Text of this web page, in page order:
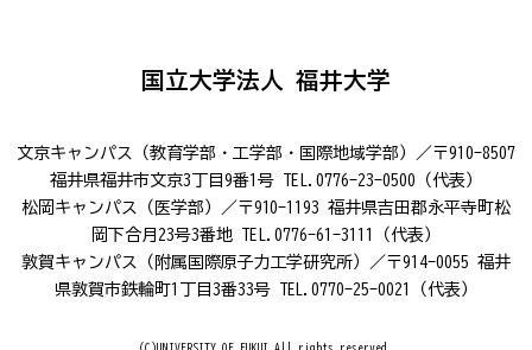
国立大学法人 福井大学
文京キャンパス（教育学部・工学部・国際地域学部）／〒910-8507
福井県福井市文京3丁目9番1号 TEL.0776-23-0500（代表）
松岡キャンパス（医学部）／〒910-1193 福井県吉田郡永平寺町松
岡下合月23号3番地 TEL.0776-61-3111（代表）
敦賀キャンパス（附属国際原子力工学研究所）／〒914-0055 福井
県敦賀市鉄輪町1丁目3番33号 TEL.0770-25-0021（代表）
(C)UNIVERSITY OF FUKUI.All rights reserved.